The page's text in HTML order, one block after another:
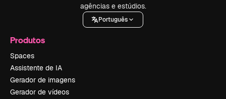
agências e estúdios.
Português
Produtos
Spaces
Assistente de IA
Gerador de imagens
Gerador de vídeos